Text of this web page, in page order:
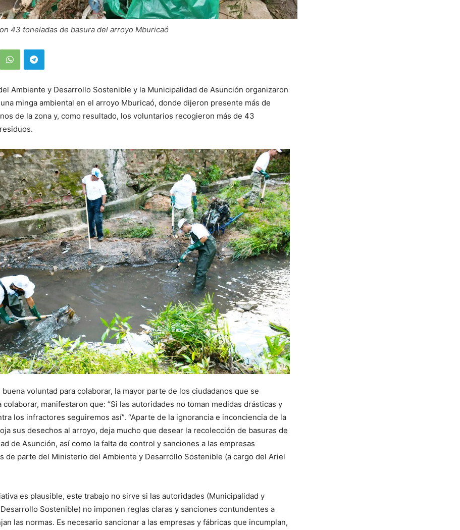
43 toneladas de basura del arroyo Mburicaó
Ambiente y Desarrollo Sostenible y la Municipalidad de Asunción organizaron
minga ambiental en el arroyo Mburicaó, donde dijeron presente más de
de la zona y, como resultado, los voluntarios recogieron más de 43
buena voluntad para colaborar, la mayor parte de los ciudadanos que se
colaborar, manifestaron que: “Si las autoridades no toman medidas drásticas y
los infractores seguiremos así”. “Aparte de la ignorancia e inconciencia de la
sus desechos al arroyo, deja mucho que desear la recolección de basuras de
de Asunción, así como la falta de control y sanciones a las empresas
de parte del Ministerio del Ambiente y Desarrollo Sostenible (a cargo del Ariel
es plausible, este trabajo no sirve si las autoridades (Municipalidad y
Sostenible) no imponen reglas claras y sanciones contundentes a
las normas. Es necesario sancionar a las empresas y fábricas que incumplan,